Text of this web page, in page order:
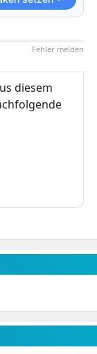
Fehler melden
diesem